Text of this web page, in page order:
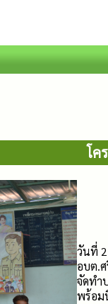
โค
วันที่
อบต.
จัดทำ
พร้อม